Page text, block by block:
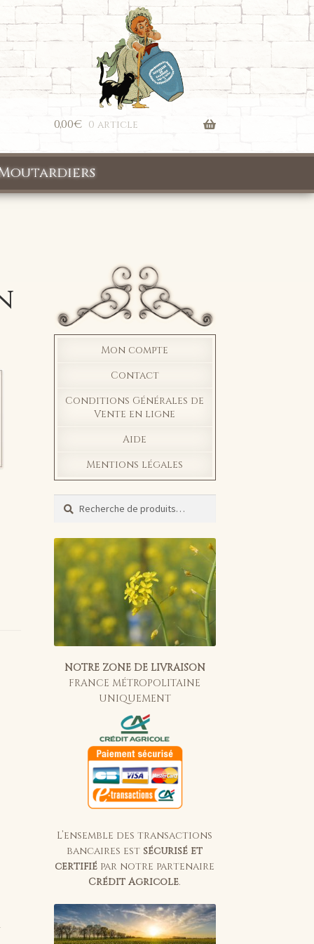
0,00€ 0 article
Mon compte
Contact
Conditions Générales de
Vente en ligne
Aide
Mentions légales
Recherche
pour :
Recherche
NOTRE ZONE DE LIVRAISON
FRANCE MÉTROPOLITAINE
UNIQUEMENT
L’ensemble des transactions
bancaires est sécurisé et
certifié par notre partenaire
Crédit Agricole.